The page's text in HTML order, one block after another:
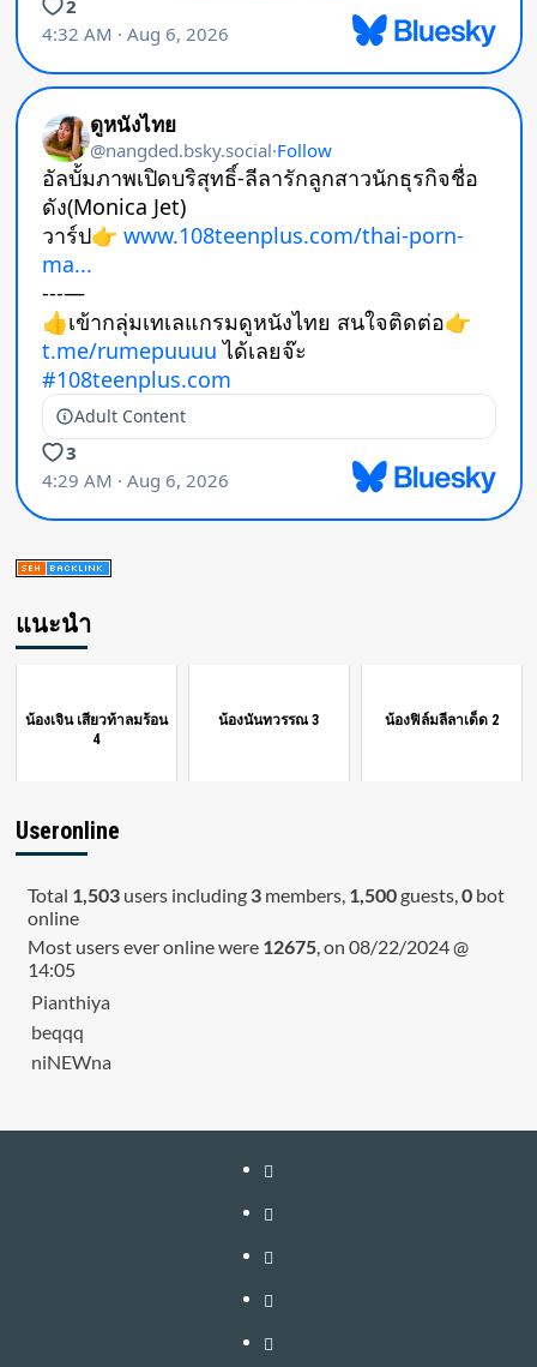
แนะนำ
น้องเจิน เสียวท้าลมร้อน
4
น้องนันทวรรณ 3 น้องฟิล์มลีลาเด็ด 2
Useronline
Total 1,503users including 3members, 1,500guests,0bot
online
Most users ever online were 12675, on 08/22/2024 @
14:05
Pianthiya
beqqq
niNEWna
หน้า
แรก
สมัคร
สมาชิก
เติม
เงิน
อัพเกรด
เข้า
สู่
วิธี